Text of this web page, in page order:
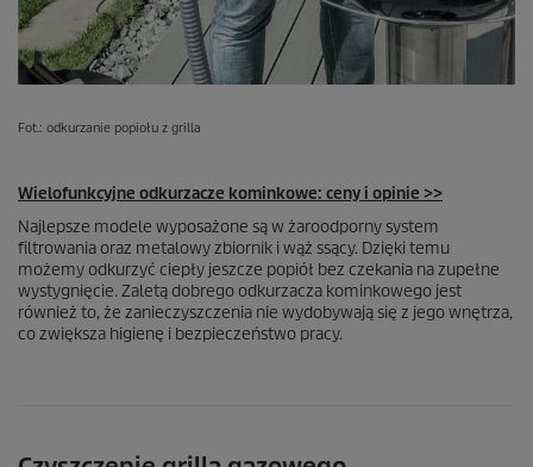
Fot.: odkurzanie popiołu z grilla
Wielofunkcyjne odkurzacze kominkowe: ceny i opinie >>
Najlepsze modele wyposażone są w żaroodporny system
filtrowania oraz metalowy zbiornik i wąż ssący. Dzięki temu
możemy odkurzyć ciepły jeszcze popiół bez czekania na zupełne
wystygnięcie. Zaletą dobrego odkurzacza kominkowego jest
również to, że zanieczyszczenia nie wydobywają się z jego wnętrza,
co zwiększa higienę i bezpieczeństwo pracy.